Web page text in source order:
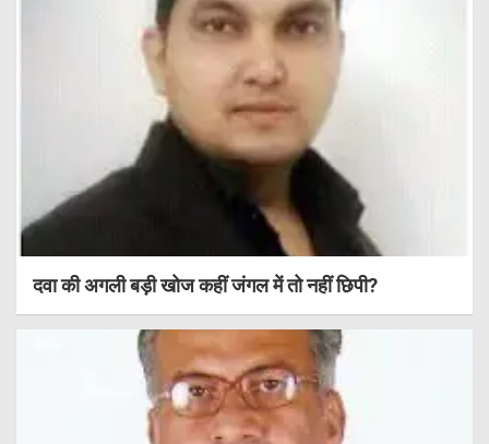
दवा की अगली बड़ी खोज कहीं जंगल में तो नहीं छिपी?